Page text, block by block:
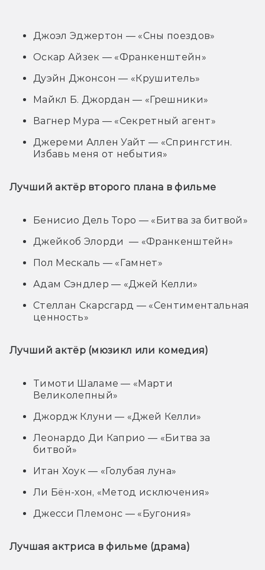
Джоэл Эджертон — «Сны поездов»
Оскар Айзек — «Франкенштейн»
Дуэйн Джонсон — «Крушитель»
Майкл Б. Джордан — «Грешники»
Вагнер Мура — «Секретный агент»
Джереми Аллен Уайт — «Спрингстин.
Избавь меня от небытия»
Лучший актёр второго плана в фильме
Бенисио Дель Торо — «Битва за битвой»
Джейкоб Элорди — «Франкенштейн»
Пол Мескаль — «Гамнет»
Адам Сэндлер — «Джей Келли»
Стеллан Скарсгард — «Сентиментальная
ценность»
Лучший актёр (мюзикл или комедия)
Тимоти Шаламе — «Марти
Великолепный»
Джордж Клуни — «Джей Келли»
Леонардо Ди Каприо — «Битва за
битвой»
Итан Хоук — «Голубая луна»
Ли Бён-хон, «Метод исключения»
Джесси Племонс — «Бугония»
Лучшая актриса в фильме (драма)